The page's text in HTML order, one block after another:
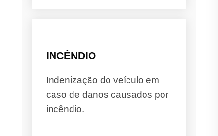
INCÊNDIO
Indenização do veículo em
caso de danos causados por
incêndio.